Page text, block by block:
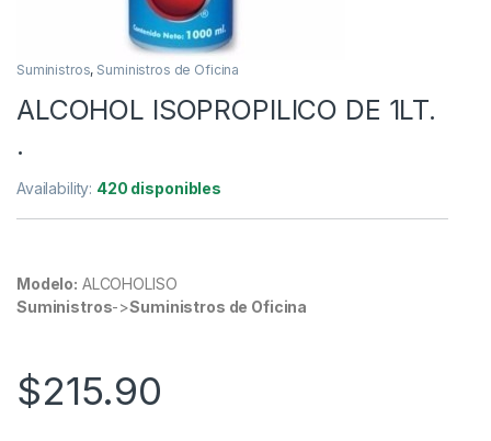
Suministros, Suministros de Oficina
ALCOHOL ISOPROPILICO DE 1LT.
.
Availability: 420 disponibles
Modelo: ALCOHOLISO
Suministros->Suministros de Oficina
$215.90